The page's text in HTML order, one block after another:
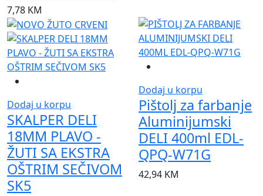
7,78 KM
Dodaj u korpu
SKALPER DELI
18MM PLAVO -
ŽUTI SA EKSTRA
OŠTRIM SEČIVOM
SK5
Dodaj u korpu
Pištolj za farbanje
Aluminijumski
DELI 400ml EDL-
QPQ-W71G
42,94 KM